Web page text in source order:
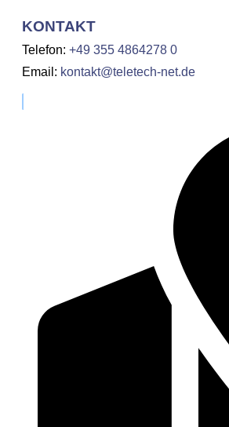
KONTAKT
Telefon: +49 355 4864278 0
Email : kontakt@teletech-net.de